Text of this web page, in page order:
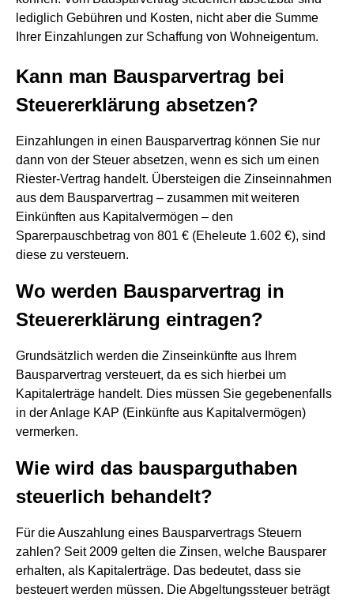
lediglich Gebühren und Kosten, nicht aber die Summe
Ihrer Einzahlungen zur Schaffung von Wohneigentum.
Kann man Bausparvertrag bei
Steuererklärung absetzen?
Einzahlungen in einen Bausparvertrag können Sie nur
dann von der Steuer absetzen, wenn es sich um einen
Riester-Vertrag handelt. Übersteigen die Zinseinnahmen
aus dem Bausparvertrag – zusammen mit weiteren
Einkünften aus Kapitalvermögen – den
Sparerpauschbetrag von 801 € (Eheleute 1.602 €), sind
diese zu versteuern.
Wo werden Bausparvertrag in
Steuererklärung eintragen?
Grundsätzlich werden die Zinseinkünfte aus Ihrem
Bausparvertrag versteuert, da es sich hierbei um
Kapitalerträge handelt. Dies müssen Sie gegebenenfalls
in der Anlage KAP (Einkünfte aus Kapitalvermögen)
vermerken.
Wie wird das bausparguthaben
steuerlich behandelt?
Für die Auszahlung eines Bausparvertrags Steuern
zahlen? Seit 2009 gelten die Zinsen, welche Bausparer
erhalten, als Kapitalerträge. Das bedeutet, dass sie
besteuert werden müssen. Die Abgeltungssteuer beträgt